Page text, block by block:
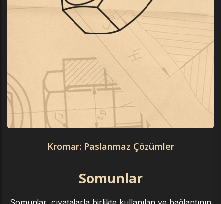
Kromar: Paslanmaz Çözümler
Somunlar